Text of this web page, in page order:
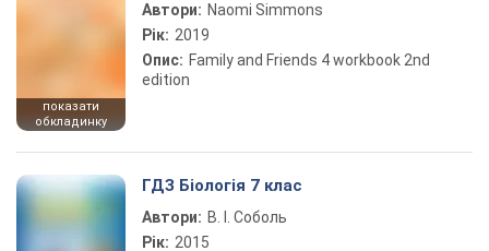
показати
обкладинку
Автори: Naomi Simmons
Рік: 2019
Опис: Family and Friends 4 workbook 2nd
edition
ГДЗ Біологія 7 клас
Автори: В. І. Соболь
Рік: 2015